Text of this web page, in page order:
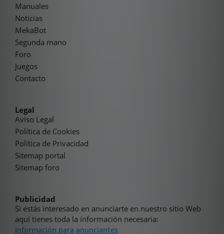
Manuales
Noticias
MekaBot
Segunda mano
Foro
Juegos
Contacto
Legal
Aviso Legal
Política de Cookies
Política de Privacidad
Sitemap portal
Sitemap foro
Publicidad
Si estás interesado en anunciarte en nuestro sitio Web
aquí tienes toda la información necesaria:
Información para anunciantes